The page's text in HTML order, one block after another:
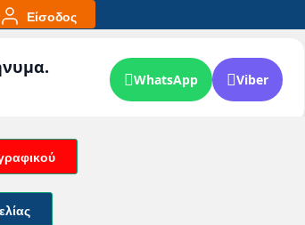
Είσοδος
WhatsApp Viber